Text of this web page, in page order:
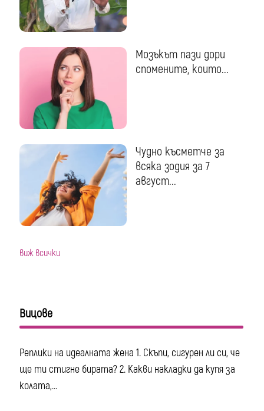
Мозъкът пази дори
спомените, които...
Чудно късметче за
всяка зодия за 7
август...
виж всички
Вицове
Реплики на идеалната жена 1. Скъпи, сигурен ли си, че
ще ти стигне бирата? 2. Какви накладки да купя за
колата,...